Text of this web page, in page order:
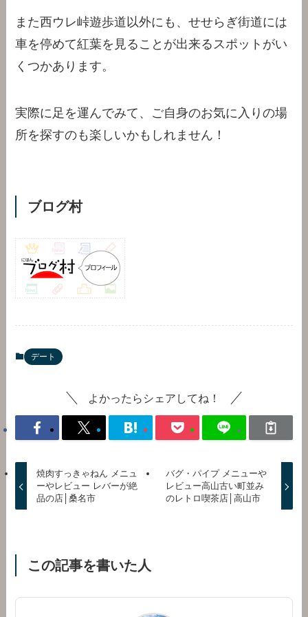
また西ウレ峠遊歩道以外にも、せせらぎ街道には
車を停めて紅葉を見ることが出来るスポットがい
くつかあります。
実際に足を運んでみて、ご自身のお気に入りの場
所を探すのも楽しいかもしれません！
ブログ村
デート
よかったらシェアしてね！
焼肉すっきゃねん メニュ
ーやレビュー レバーが絶
品の店│桑名市
バグ・パイプ メニューや
レビュー高山古い町並み
のレトロ喫茶店│高山市
この記事を書いた人